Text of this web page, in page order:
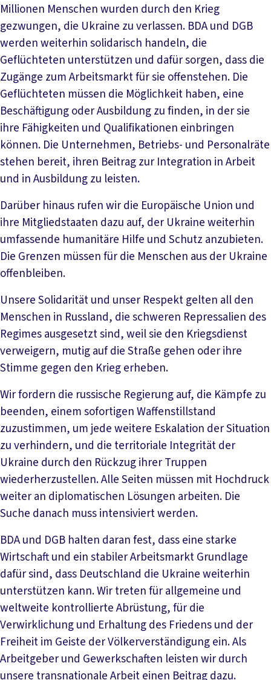
Millionen Menschen wurden durch den Krieg
gezwungen, die Ukraine zu verlassen. BDA und DGB
werden weiterhin solidarisch handeln, die
Geflüchteten unterstützen und dafür sorgen, dass die
Zugänge zum Arbeitsmarkt für sie offenstehen. Die
Geflüchteten müssen die Möglichkeit haben, eine
Beschäftigung oder Ausbildung zu finden, in der sie
ihre Fähigkeiten und Qualifikationen einbringen
können. Die Unternehmen, Betriebs- und Personalräte
stehen bereit, ihren Beitrag zur Integration in Arbeit
und in Ausbildung zu leisten.
Darüber hinaus rufen wir die Europäische Union und
ihre Mitgliedstaaten dazu auf, der Ukraine weiterhin
umfassende humanitäre Hilfe und Schutz anzubieten.
Die Grenzen müssen für die Menschen aus der Ukraine
offenbleiben.
Unsere Solidarität und unser Respekt gelten all den
Menschen in Russland, die schweren Repressalien des
Regimes ausgesetzt sind, weil sie den Kriegsdienst
verweigern, mutig auf die Straße gehen oder ihre
Stimme gegen den Krieg erheben.
Wir fordern die russische Regierung auf, die Kämpfe zu
beenden, einem sofortigen Waffenstillstand
zuzustimmen, um jede weitere Eskalation der Situation
zu verhindern, und die territoriale Integrität der
Ukraine durch den Rückzug ihrer Truppen
wiederherzustellen. Alle Seiten müssen mit Hochdruck
weiter an diplomatischen Lösungen arbeiten. Die
Suche danach muss intensiviert werden.
BDA und DGB halten daran fest, dass eine starke
Wirtschaft und ein stabiler Arbeitsmarkt Grundlage
dafür sind, dass Deutschland die Ukraine weiterhin
unterstützen kann. Wir treten für allgemeine und
weltweite kontrollierte Abrüstung, für die
Verwirklichung und Erhaltung des Friedens und der
Freiheit im Geiste der Völkerverständigung ein. Als
Arbeitgeber und Gewerkschaften leisten wir durch
unsere transnationale Arbeit einen Beitrag dazu.